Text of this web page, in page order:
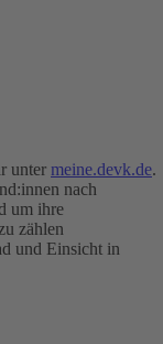
unter meine.devk.de.
nach
um ihre
zählen
und Einsicht in